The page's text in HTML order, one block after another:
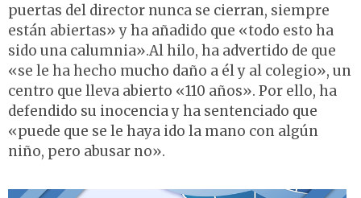
puertas del director nunca se cierran, siempre
están abiertas» y ha añadido que «todo esto ha
sido una calumnia».Al hilo, ha advertido de que
«se le ha hecho mucho daño a él y al colegio», un
centro que lleva abierto «110 años». Por ello, ha
defendido su inocencia y ha sentenciado que
«puede que se le haya ido la mano con algún
niño, pero abusar no».